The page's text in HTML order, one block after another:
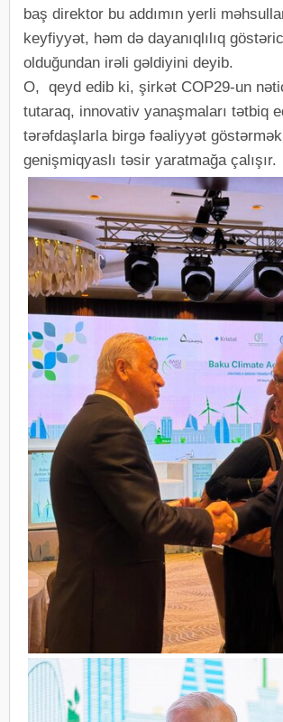
baş direktor bu addımın yerli
keyfiyyət, həm də dayanıqlılıq
olduğundan irəli gəldiyini deyib.
O, qeyd edib ki, şirkət COP29-un
tutaraq, innovativ yanaşmaları tətbiq
tərəfdaşlarla birgə fəaliyyət
genişmiqyaslı təsir yaratmağa çalışır.